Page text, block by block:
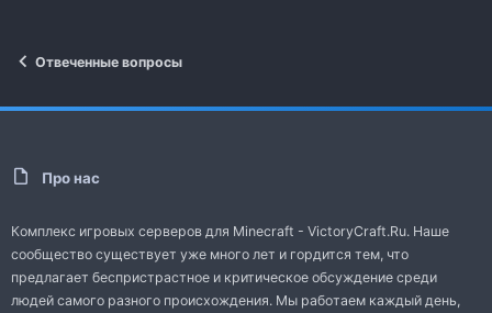
Отвеченные вопросы
Про нас
Комплекс игровых серверов для Minecraft - VictoryCraft.Ru. Наше
сообщество существует уже много лет и гордится тем, что
предлагает беспристрастное и критическое обсуждение среди
людей самого разного происхождения. Мы работаем каждый день,